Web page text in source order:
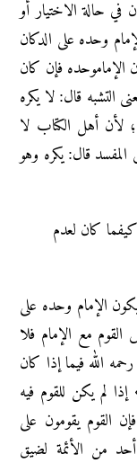
حالة الاختيار أو
وحده على الدكان
فإن كان
التشبه قال: لا يكره
لأن أهل الكتاب لا
قال: يكره وهو
كيفما كان لعدم
الإمام وحده على
مع الإمام فلا
الله فيما إذا كان
إذا لم يكن للقوم فيه
القوم يقومون على
من الأئمة لضيق